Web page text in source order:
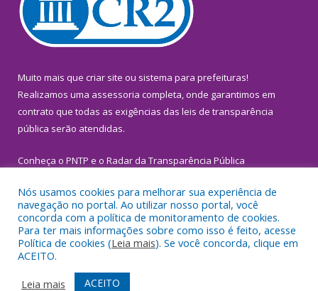
Muito mais que criar site ou sistema para prefeituras!
Realizamos uma assessoria completa, onde garantimos em
contrato que todas as exigências das leis de transparência
pública serão atendidas.
Conheça o PNTP e o Radar da Transparência Pública
Todos os direitos reservados a Prefeitura Municipal de
Inhangapi.
Mapa do Site
Acessar Área Administrativa
Nós usamos cookies para melhorar sua experiência de
navegação no portal. Ao utilizar nosso portal, você
concorda com a política de monitoramento de cookies.
Para ter mais informações sobre como isso é feito, acesse
Política de cookies (Leia mais). Se você concorda, clique em
ACEITO.
Leia mais
ACEITO